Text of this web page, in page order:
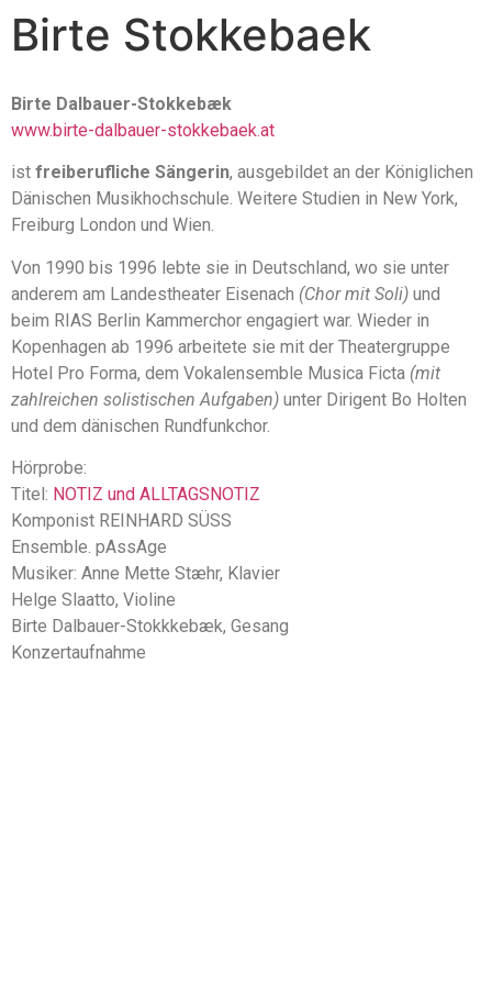
Birte Stokkebaek
Birte Dalbauer-Stokkebæk
www.birte-dalbauer-stokkebaek.at
ist freiberufliche Sängerin, ausgebildet an der Königlichen
Dänischen Musikhochschule. Weitere Studien in New York,
Freiburg London und Wien.
Von 1990 bis 1996 lebte sie in Deutschland, wo sie unter
anderem am Landestheater Eisenach (Chor mit Soli) und
beim RIAS Berlin Kammerchor engagiert war. Wieder in
Kopenhagen ab 1996 arbeitete sie mit der Theatergruppe
Hotel Pro Forma, dem Vokalensemble Musica Ficta (mit
zahlreichen solistischen Aufgaben) unter Dirigent Bo Holten
und dem dänischen Rundfunkchor.
Hörprobe:
Titel: NOTIZ und ALLTAGSNOTIZ
Komponist REINHARD SÜSS
Ensemble. pAssAge
Musiker: Anne Mette Stæhr, Klavier
Helge Slaatto, Violine
Birte Dalbauer-Stokkkebæk, Gesang
Konzertaufnahme